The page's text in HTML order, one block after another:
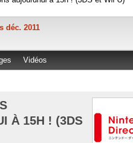
déc. 2011
Vidéos
À 15H ! (3DS